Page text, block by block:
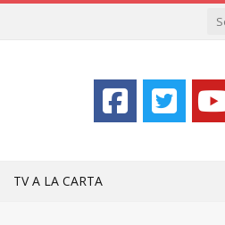
TV A LA CARTA